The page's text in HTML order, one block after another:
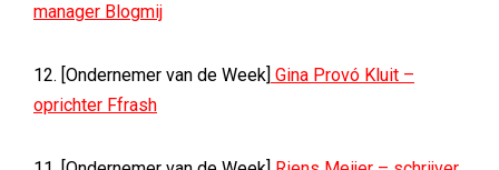
manager Blogmij
12. [Ondernemer van de Week] Gina Provó Kluit –
oprichter Ffrash